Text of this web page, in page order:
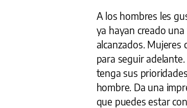
A los hombres les
ya hayan creado
alcanzados.
para seguir
tenga sus
hombre. Da una
que puedes estar